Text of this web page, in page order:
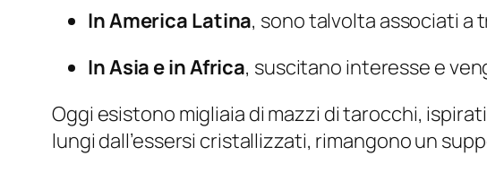
In America Latina, sono talvolta associati a
In Asia e in Africa, suscitano interesse e
Oggi esistono migliaia di mazzi di tarocchi,
lungi dall’essersi cristallizzati, rimangono un